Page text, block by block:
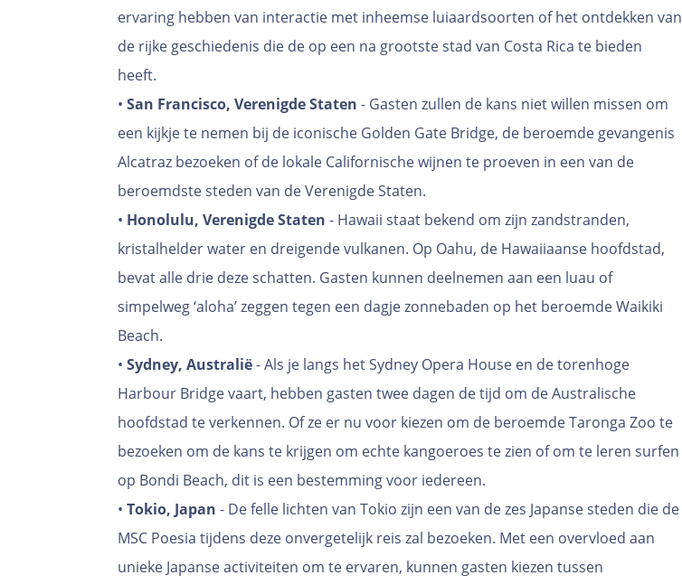
ervaring hebben van interactie met inheemse luiaardsoorten of het ontdekken van
de rijke geschiedenis die de op een na grootste stad van Costa Rica te bieden
heeft.
• San Francisco, Verenigde Staten - Gasten zullen de kans niet willen missen om
een kijkje te nemen bij de iconische Golden Gate Bridge, de beroemde gevangenis
Alcatraz bezoeken of de lokale Californische wijnen te proeven in een van de
beroemdste steden van de Verenigde Staten.
• Honolulu, Verenigde Staten - Hawaii staat bekend om zijn zandstranden,
kristalhelder water en dreigende vulkanen. Op Oahu, de Hawaiiaanse hoofdstad,
bevat alle drie deze schatten. Gasten kunnen deelnemen aan een luau of
simpelweg ‘aloha’ zeggen tegen een dagje zonnebaden op het beroemde Waikiki
Beach.
• Sydney, Australië- Als je langs het Sydney Opera House en de torenhoge
Harbour Bridge vaart, hebben gasten twee dagen de tijd om de Australische
hoofdstad te verkennen. Of ze er nu voor kiezen om de beroemde Taronga Zoo te
bezoeken om de kans te krijgen om echte kangoeroes te zien of om te leren surfen
op Bondi Beach, dit is een bestemming voor iedereen.
• Tokio, Japan - De felle lichten van Tokio zijn een van de zes Japanse steden die de
MSC Poesia tijdens deze onvergetelijk reis zal bezoeken. Met een overvloed aan
unieke Japanse activiteiten om te ervaren, kunnen gasten kiezen tussen